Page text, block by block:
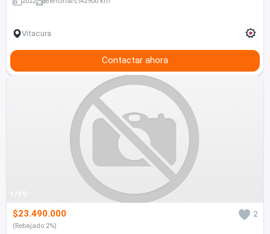
Vitacura
Contactar ahora
1/19
$23.490.000 2
(Rebajado 2%)